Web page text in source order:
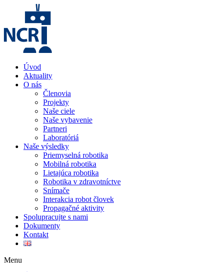
Úvod
Aktuality
O nás
Členovia
Projekty
Naše ciele
Naše vybavenie
Partneri
Laboratóriá
Naše výsledky
Priemyselná robotika
Mobilná robotika
Lietajúca robotika
Robotika v zdravotníctve
Snímače
Interakcia robot človek
Propagačné aktivity
Spolupracujte s nami
Dokumenty
Kontakt
Menu